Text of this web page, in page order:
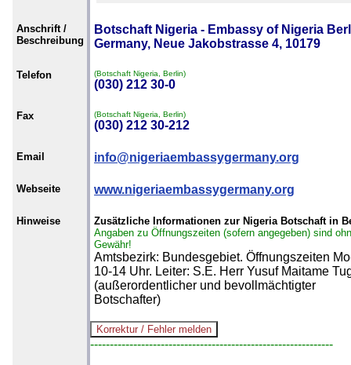
Anschrift /
Beschreibung
Botschaft Nigeria - Embassy of Nigeria
Germany, Neue Jakobstrasse 4, 10179
Telefon (Botschaft Nigeria, Berlin)
(030) 212 30-0
Fax (Botschaft Nigeria, Berlin)
(030) 212 30-212
Email info@nigeriaembassygermany.org
Webseite www.nigeriaembassygermany.org
Hinweise
Zusätzliche Informationen zur Nigeria Botschaft in
Angaben zu Öffnungszeiten (sofern angegeben) sind
Gewähr!
Amtsbezirk: Bundesgebiet. Öffnungszeiten
10-14 Uhr. Leiter: S.E. Herr Yusuf Maitame
(außerordentlicher und bevollmächtigter
Botschafter)
--------------------------------------------------------------